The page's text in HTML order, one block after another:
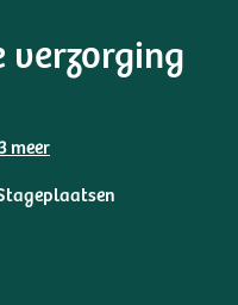
verzorging
meer